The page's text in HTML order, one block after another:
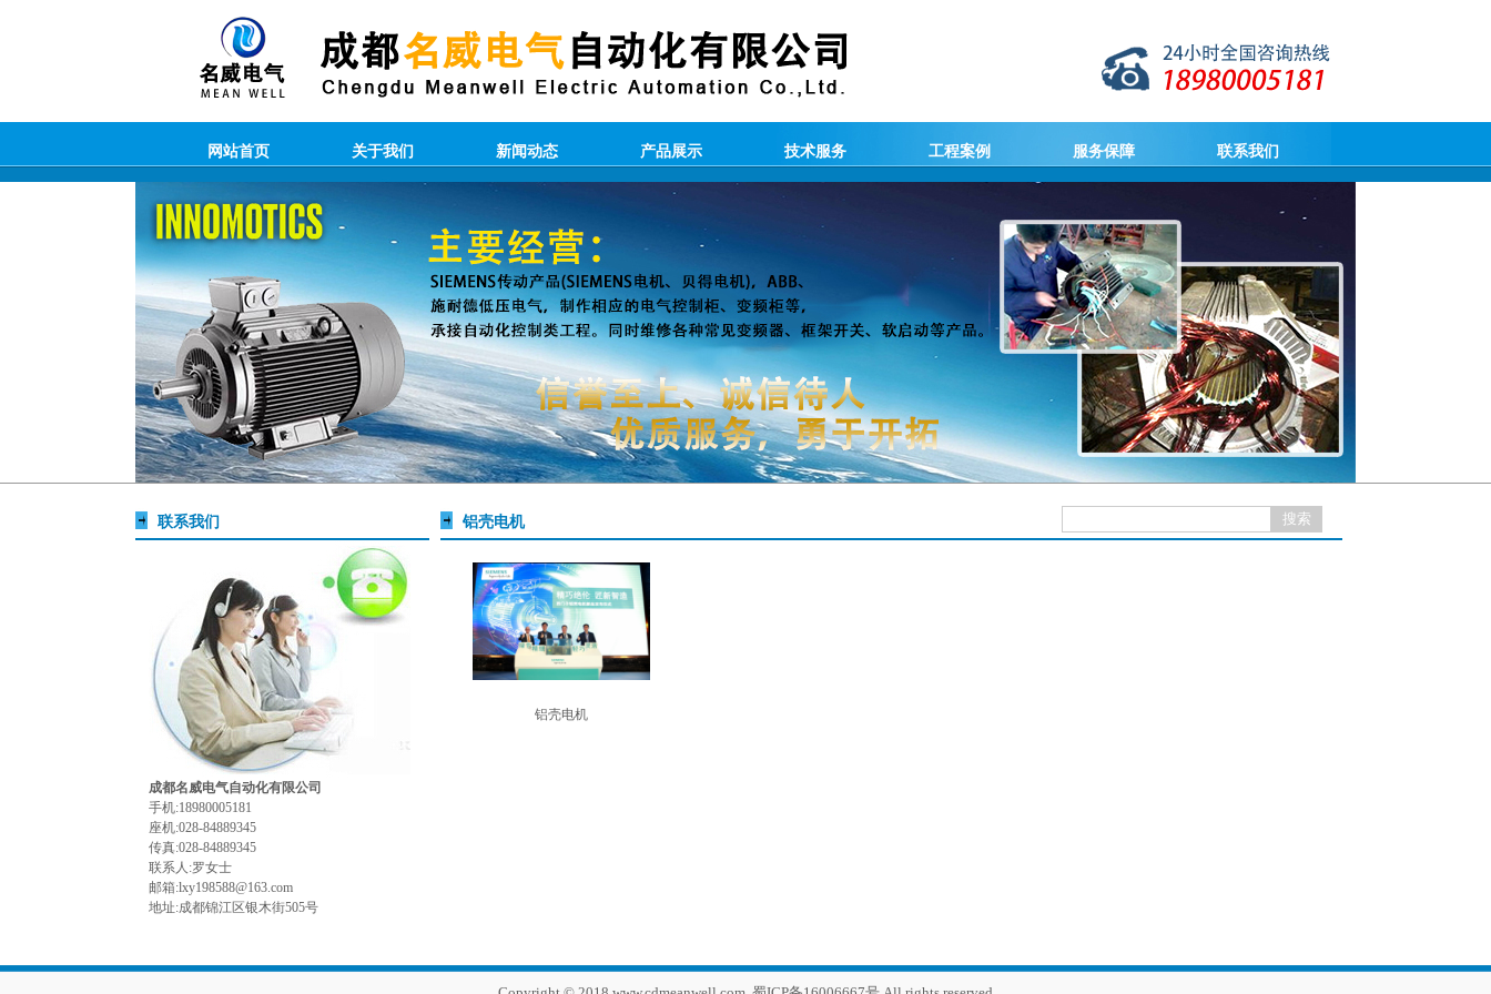
网站首页 关于我们 新闻动态 产品展示 技术服务 工程案例 服务保障 联系我们
联系我们
成都名威电气自动化有限公司
手机:18980005181
座机:028-84889345
传真:028-84889345
联系人:罗女士
邮箱:lxy198588@163.com
地址:成都锦江区银木街505号
铝壳电机
铝壳电机